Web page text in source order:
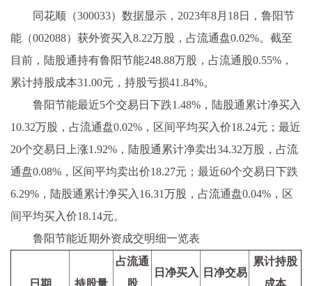
同花顺（300033）数据显示，2023年8月18日，鲁阳节
能（002088）获外资买入8.22万股，占流通盘0.02%。截至
目前，陆股通持有鲁阳节能248.88万股，占流通股0.55%，
累计持股成本31.00元，持股亏损41.84%。
鲁阳节能最近5个交易日下跌1.48%，陆股通累计净买入
10.32万股，占流通盘0.02%，区间平均买入价18.24元；最近
20个交易日上涨1.92%，陆股通累计净卖出34.32万股，占流
通盘0.08%，区间平均卖出价18.27元；最近60个交易日下跌
6.29%，陆股通累计净买入16.31万股，占流通盘0.04%，区
间平均买入价18.14元。
鲁阳节能近期外资成交明细一览表
日期 持股量
占流通
股
日净买入
日净交易
累计持股
成本